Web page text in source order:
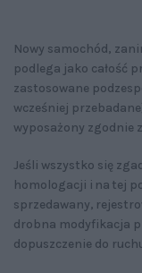
Nowy samochód,
podlega jako całość
zastosowane
wcześniej
wyposażony zgodnie
Jeśli wszystko się
homologacji i na tej
sprzedawany,
drobna modyfikacja
dopuszczenie do